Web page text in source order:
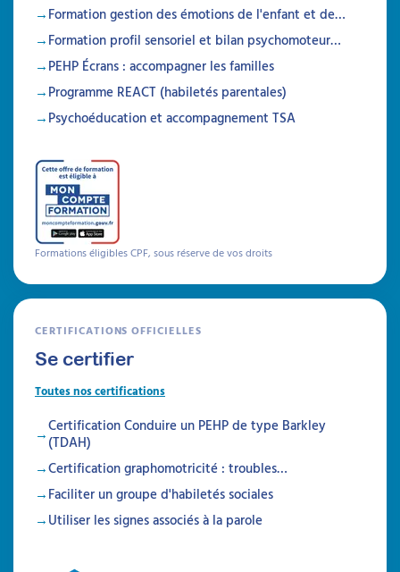
Formation gestion des émotions de l'enfant et de…
Formation profil sensoriel et bilan psychomoteur…
PEHP Écrans : accompagner les familles
Programme REACT (habiletés parentales)
Psychoéducation et accompagnement TSA
Formations éligibles CPF, sous réserve de vos droits
CERTIFICATIONS OFFICIELLES
Se certifier
Toutes nos certifications
Certification Conduire un PEHP de type Barkley
(TDAH)
Certification graphomotricité : troubles…
Faciliter un groupe d'habiletés sociales
Utiliser les signes associés à la parole